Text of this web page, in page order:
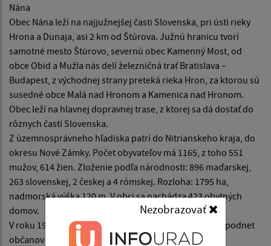
Nezobrazovať
Nána
Obec Nána leží na najjužnejšej časti Slovenska, pri ústí rieky
Hrona a Dunaja, asi 2 km od Štúrova. Južnú hranicu tvorí
samotné mesto Štúrovo, severnú obec Kamenný Most, od
obce Obid a Mužla nás delí železničná trať Bratislava –
Budapest, z východnej strany preteká rieka Hron, za ktorou sú
susedné obce Malá nad Hronom a Kamenica nad Hronom.
Obec leží na hlavnej dopravnej trase, z ktorej sa dá dostať do
rôznych častí Slovenska.
Z územnosprávneho hľadiska patrí do Nitrianskeho kraja, do
okresu Nové Zámky. Počet obyvateľov má 1165, z toho 551
mužov, 614 žien. Zloženie podľa národnosti: 896 maďarskej,
263 slovenskej, 2 českej a 4 rómskej. Rozloha: 1795 ha,
nadmorská výška 120 m. V obci sa nachádza 423 obytných
domov.
V roku 1960 bola obec pripojená k mestu Štúrovo. Na podnet
občanov svoju samostatnosť získala znovu v r. 1991.